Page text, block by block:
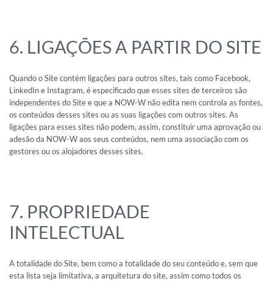
6. LIGAÇÕES A PARTIR DO SITE
Quando o Site contém ligações para outros sites, tais como Facebook,
LinkedIn e Instagram, é especificado que esses sites de terceiros são
independentes do Site e que a NOW-W não edita nem controla as fontes,
os conteúdos desses sites ou as suas ligações com outros sites. As
ligações para esses sites não podem, assim, constituir uma aprovação ou
adesão da NOW-W aos seus conteúdos, nem uma associação com os
gestores ou os alojadores desses sites.
7. PROPRIEDADE
INTELECTUAL
A totalidade do Site, bem como a totalidade do seu conteúdo e, sem que
esta lista seja limitativa, a arquitetura do site, assim como todos os